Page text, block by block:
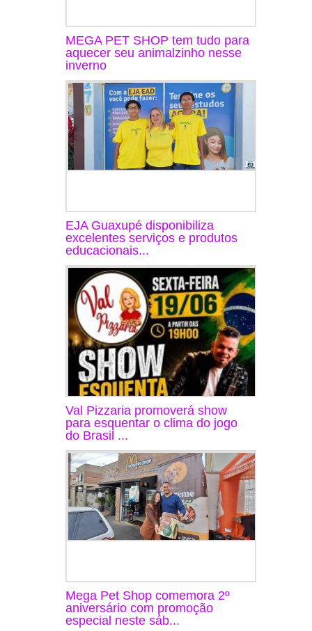
MEGA PET SHOP tem tudo para
aquecer seu animalzinho nesse
inverno
EJA Guaxupé disponibiliza
excelentes serviços e produtos
educacionais...
Val Pizzaria promoverá show
para esquentar o clima do jogo
do Brasil ...
Mega Pet Shop comemora 2º
aniversário com promoção
especial neste sáb...